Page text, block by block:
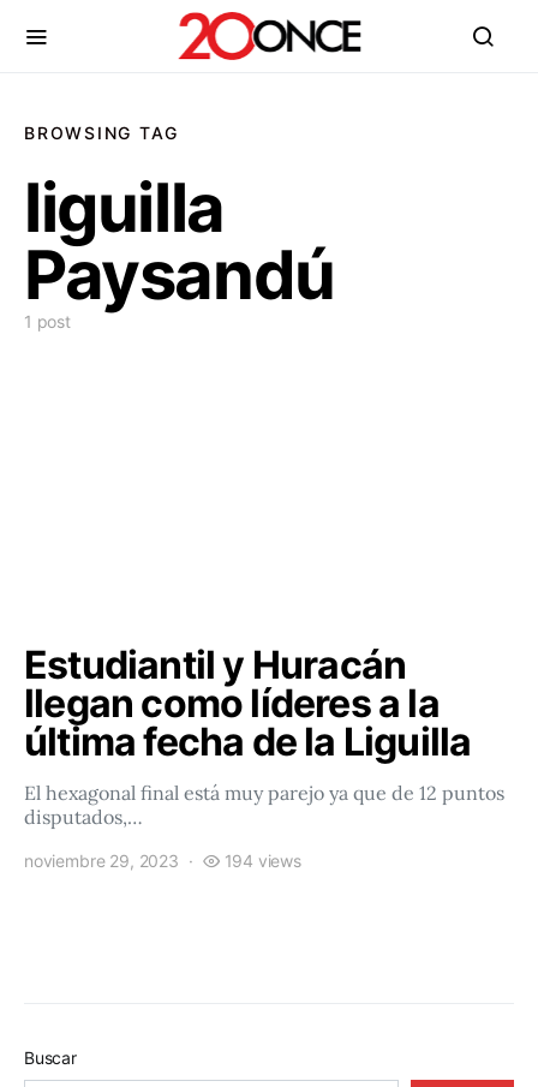
BROWSING TAG
liguilla
Paysandú
1 post
Estudiantil y Huracán
llegan como líderes a la
última fecha de la Liguilla
El hexagonal final está muy parejo ya que de 12 puntos
disputados,…
noviembre 29, 2023 194 views
Buscar